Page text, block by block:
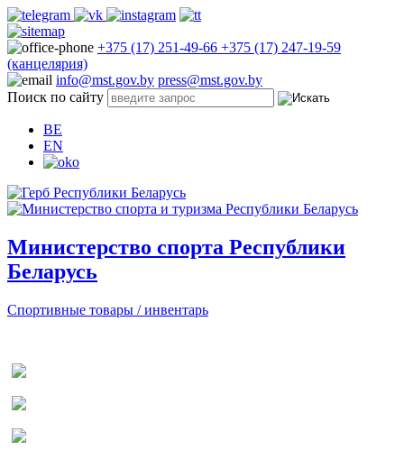
+375 (17) 251-49-66 +375 (17) 247-19-59
(канцелярия)
info@mst.gov.by press@mst.gov.by
Поиск по сайту
BE
EN
Министерство спорта Республики
Беларусь
Спортивные товары / инвентарь